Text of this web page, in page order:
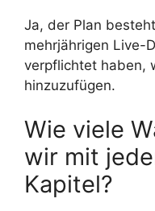
Ja, der Plan
mehrjährigen Live-
verpflichtet haben,
hinzuzufügen.
Wie viele
wir mit
Kapitel?